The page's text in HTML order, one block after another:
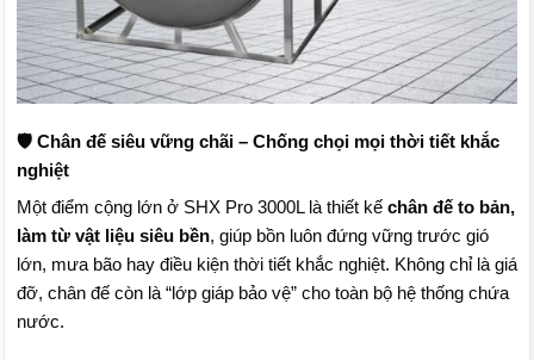
🛡️ Chân đế siêu vững chãi – Chống chọi mọi thời tiết khắc
nghiệt
Một điểm cộng lớn ở SHX Pro 3000L là thiết kế chân đế to bản,
làm từ vật liệu siêu bền, giúp bồn luôn đứng vững trước gió
lớn, mưa bão hay điều kiện thời tiết khắc nghiệt. Không chỉ là giá
đỡ, chân đế còn là “lớp giáp bảo vệ” cho toàn bộ hệ thống chứa
nước.